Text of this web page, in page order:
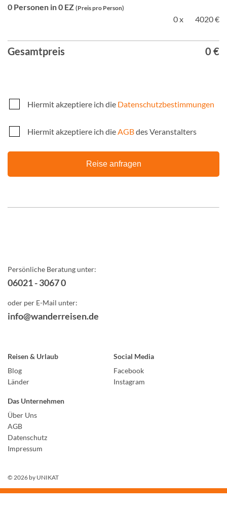
0 Personen in 0 EZ (Preis pro Person)
0 x 4020 €
Gesamtpreis 0 €
Hiermit akzeptiere ich die Datenschutzbestimmungen
Hiermit akzeptiere ich dieAGBdes Veranstalters
Reise anfragen
Persönliche Beratung unter:
06021 - 3067 0
oder per E-Mail unter:
info@wanderreisen.de
Reisen & Urlaub
Blog
Länder
Social Media
Facebook
Instagram
Das Unternehmen
Über Uns
AGB
Datenschutz
Impressum
© 2026 by UNIKAT